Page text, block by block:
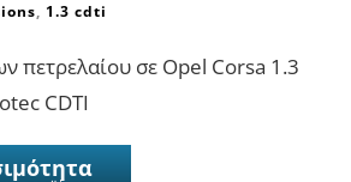
, 1.3 cdti
πετρελαίου σε Opel Corsa 1.3
CDTI